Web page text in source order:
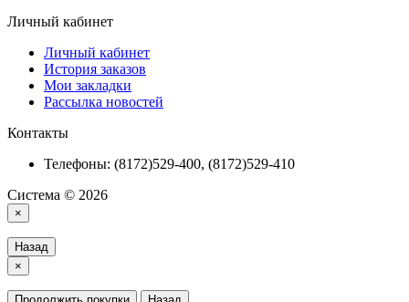
Личный кабинет
Личный кабинет
История заказов
Мои закладки
Рассылка новостей
Контакты
Телефоны: (8172)529-400, (8172)529-410
Система © 2026
×
Назад
×